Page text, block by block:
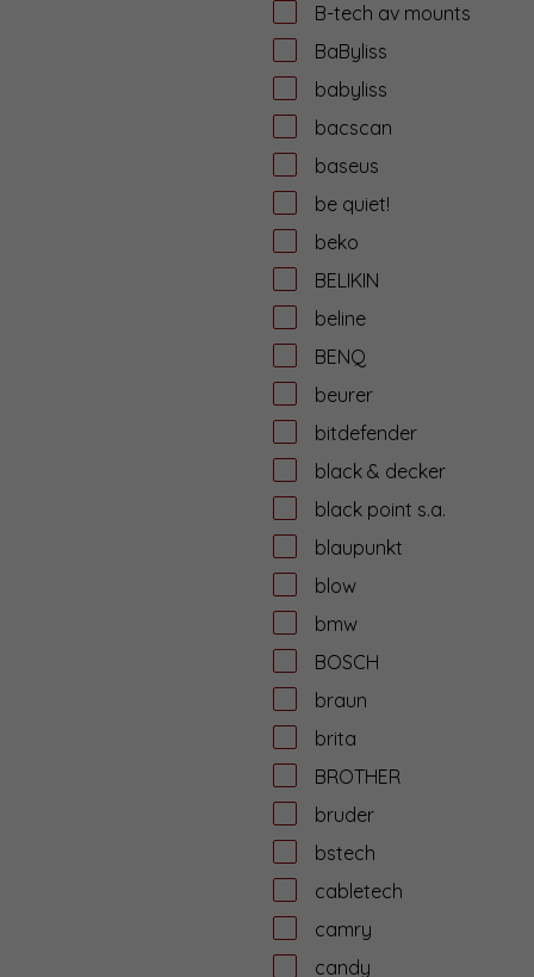
B-tech av mounts
BaByliss
babyliss
bacscan
baseus
be quiet!
beko
BELIKIN
beline
BENQ
beurer
bitdefender
black & decker
black point s.a.
blaupunkt
blow
bmw
BOSCH
braun
brita
BROTHER
bruder
bstech
cabletech
camry
candy